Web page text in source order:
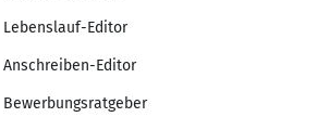
Lebenslauf-Editor
Anschreiben-Editor
Bewerbungsratgeber